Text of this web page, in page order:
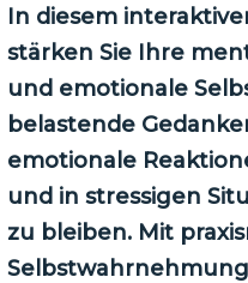
In diesem
stärken Sie Ihre
und emotionale
belastende
emotionale
und in stressigen
zu bleiben. Mit